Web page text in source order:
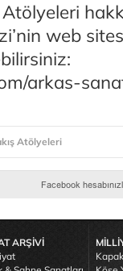
web
arkas-
Atölyeleri
ARŞİVİ